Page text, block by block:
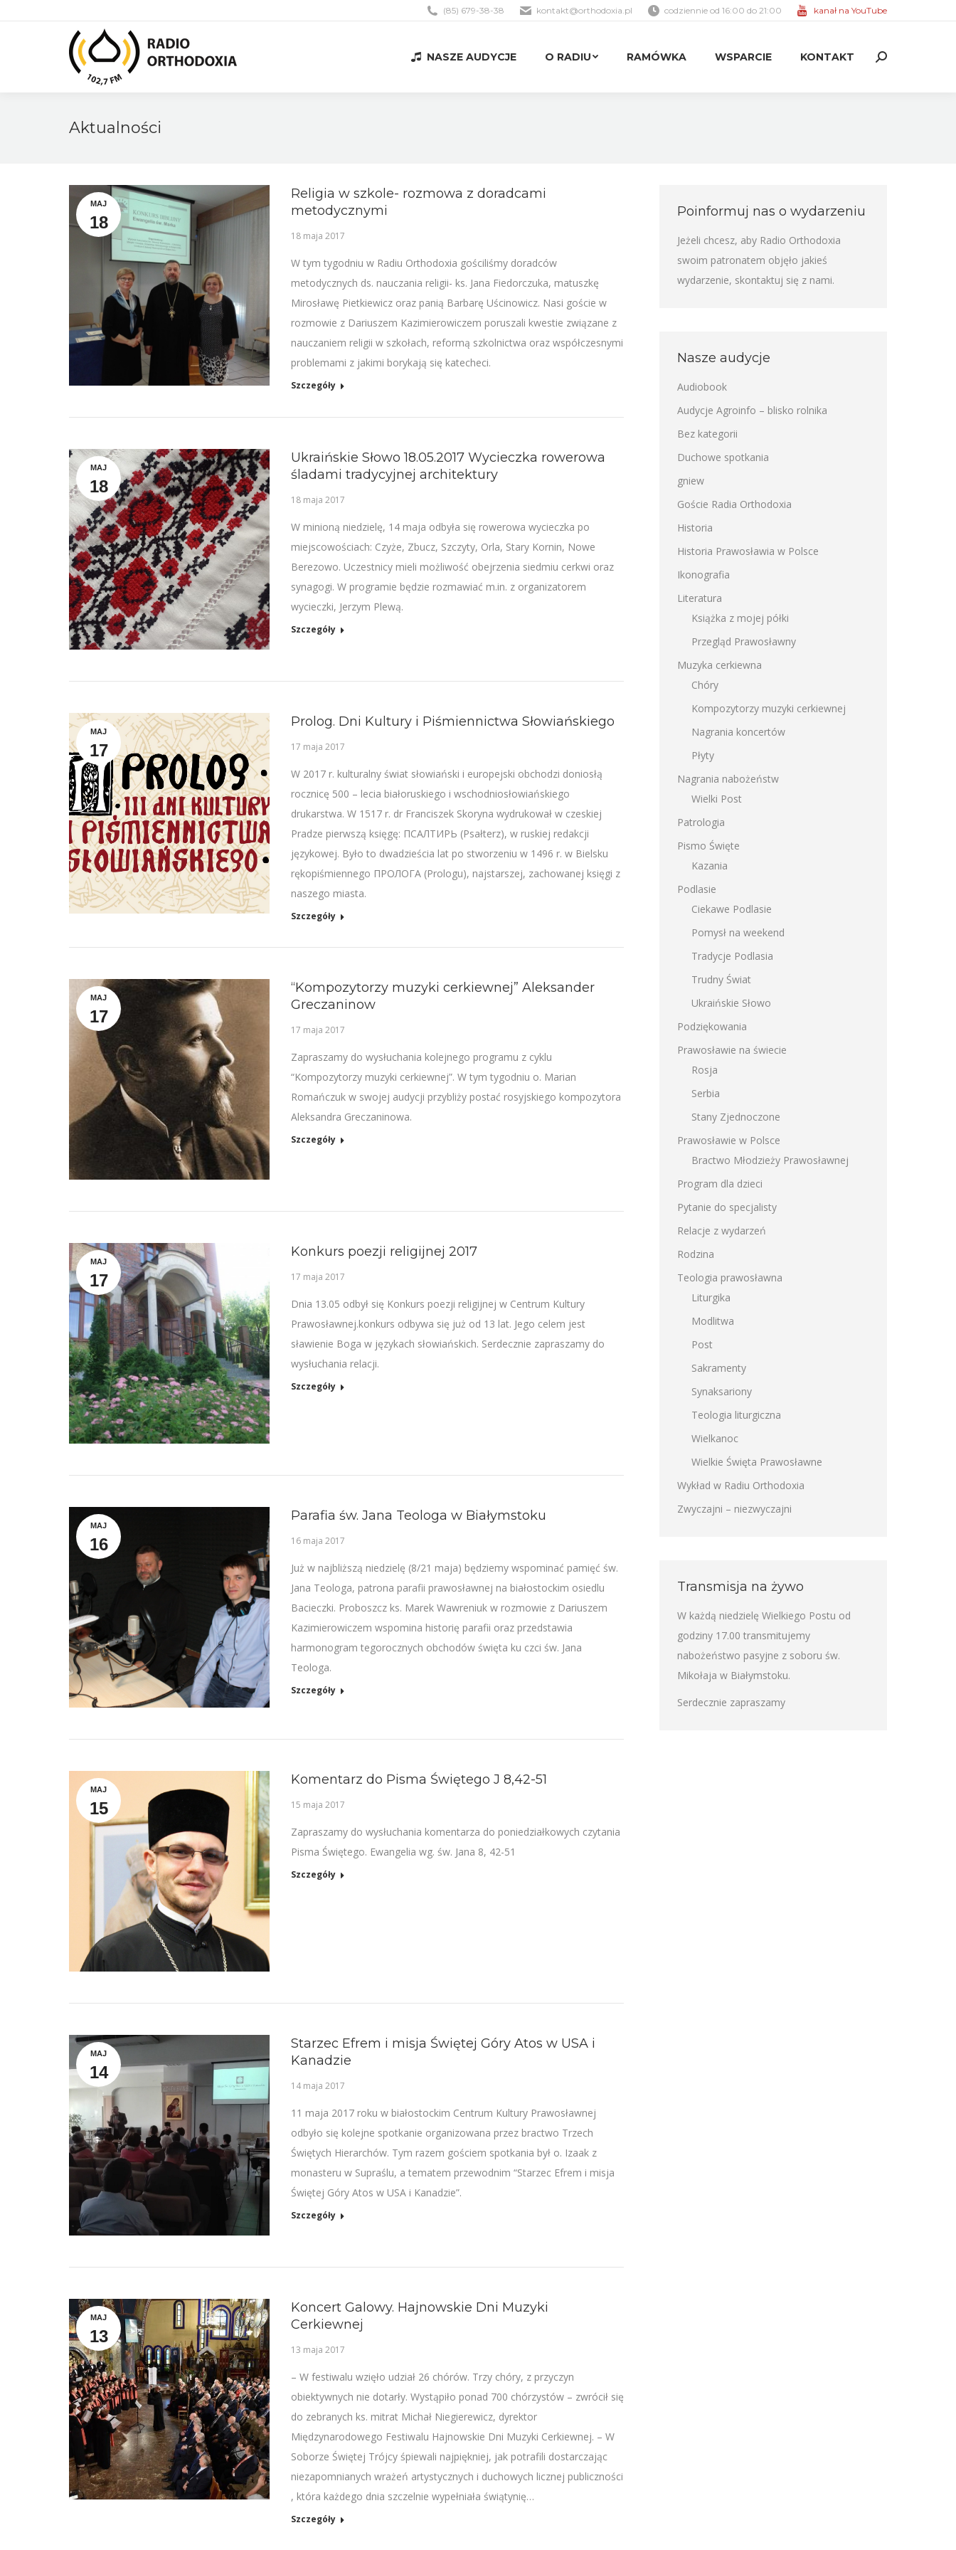
(85) 679-38-38 kontakt@orthodoxia.pl codziennie od 16:00 do 21:00 kanał na YouTube
NASZE AUDYCJE O RADIU RAMÓWKA WSPARCIE KONTAKT Search:
Aktualności
MAJ
18
Religia w szkole- rozmowa z doradcami
metodycznymi
18 maja 2017
W tym tygodniu w Radiu Orthodoxia gościliśmy doradców
metodycznych ds. nauczania religii- ks. Jana Fiedorczuka, matuszkę
Mirosławę Pietkiewicz oraz panią Barbarę Uścinowicz. Nasi goście w
rozmowie z Dariuszem Kazimierowiczem poruszali kwestie związane z
nauczaniem religii w szkołach, reformą szkolnictwa oraz współczesnymi
problemami z jakimi borykają się katecheci.
Szczegóły
MAJ
18
Ukraińskie Słowo 18.05.2017 Wycieczka rowerowa
śladami tradycyjnej architektury
18 maja 2017
W minioną niedzielę, 14 maja odbyła się rowerowa wycieczka po
miejscowościach: Czyże, Zbucz, Szczyty, Orla, Stary Kornin, Nowe
Berezowo. Uczestnicy mieli możliwość obejrzenia siedmiu cerkwi oraz
synagogi. W programie będzie rozmawiać m.in. z organizatorem
wycieczki, Jerzym Plewą.
Szczegóły
MAJ
17
Prolog. Dni Kultury i Piśmiennictwa Słowiańskiego
17 maja 2017
W 2017 r. kulturalny świat słowiański i europejski obchodzi doniosłą
rocznicę 500 – lecia białoruskiego i wschodniosłowiańskiego
drukarstwa. W 1517 r. dr Franciszek Skoryna wydrukował w czeskiej
Pradze pierwszą księgę: ПСАЛТИРЬ (Psałterz), w ruskiej redakcji
językowej. Było to dwadzieścia lat po stworzeniu w 1496 r. w Bielsku
rękopiśmiennego ПРОЛОГА (Prologu), najstarszej, zachowanej księgi z
naszego miasta.
Szczegóły
MAJ
17
“Kompozytorzy muzyki cerkiewnej” Aleksander
Greczaninow
17 maja 2017
Zapraszamy do wysłuchania kolejnego programu z cyklu
“Kompozytorzy muzyki cerkiewnej”. W tym tygodniu o. Marian
Romańczuk w swojej audycji przybliży postać rosyjskiego kompozytora
Aleksandra Greczaninowa.
Szczegóły
MAJ
17
Konkurs poezji religijnej 2017
17 maja 2017
Dnia 13.05 odbył się Konkurs poezji religijnej w Centrum Kultury
Prawosławnej.konkurs odbywa się już od 13 lat. Jego celem jest
sławienie Boga w językach słowiańskich. Serdecznie zapraszamy do
wysłuchania relacji.
Szczegóły
MAJ
16
Parafia św. Jana Teologa w Białymstoku
16 maja 2017
Już w najbliższą niedzielę (8/21 maja) będziemy wspominać pamięć św.
Jana Teologa, patrona parafii prawosławnej na białostockim osiedlu
Bacieczki. Proboszcz ks. Marek Wawreniuk w rozmowie z Dariuszem
Kazimierowiczem wspomina historię parafii oraz przedstawia
harmonogram tegorocznych obchodów święta ku czci św. Jana
Teologa.
Szczegóły
MAJ
15
Komentarz do Pisma Świętego J 8,42-51
15 maja 2017
Zapraszamy do wysłuchania komentarza do poniedziałkowych czytania
Pisma Świętego. Ewangelia wg. św. Jana 8, 42-51
Szczegóły
MAJ
14
Starzec Efrem i misja Świętej Góry Atos w USA i
Kanadzie
14 maja 2017
11 maja 2017 roku w białostockim Centrum Kultury Prawosławnej
odbyło się kolejne spotkanie organizowana przez bractwo Trzech
Świętych Hierarchów. Tym razem gościem spotkania był o. Izaak z
monasteru w Supraślu, a tematem przewodnim “Starzec Efrem i misja
Świętej Góry Atos w USA i Kanadzie”.
Szczegóły
MAJ
13
Koncert Galowy. Hajnowskie Dni Muzyki
Cerkiewnej
13 maja 2017
– W festiwalu wzięło udział 26 chórów. Trzy chóry, z przyczyn
obiektywnych nie dotarły. Wystąpiło ponad 700 chórzystów – zwrócił się
do zebranych ks. mitrat Michał Niegierewicz, dyrektor
Międzynarodowego Festiwalu Hajnowskie Dni Muzyki Cerkiewnej. – W
Soborze Świętej Trójcy śpiewali najpiękniej, jak potrafili dostarczając
niezapomnianych wrażeń artystycznych i duchowych licznej publiczności
, która każdego dnia szczelnie wypełniała świątynię…
Szczegóły
Poinformuj nas o wydarzeniu
Jeżeli chcesz, aby Radio Orthodoxia
swoim patronatem objęło jakieś
wydarzenie, skontaktuj się z nami.
Nasze audycje
Audiobook
Audycje Agroinfo – blisko rolnika
Bez kategorii
Duchowe spotkania
gniew
Goście Radia Orthodoxia
Historia
Historia Prawosławia w Polsce
Ikonografia
Literatura
Książka z mojej półki
Przegląd Prawosławny
Muzyka cerkiewna
Chóry
Kompozytorzy muzyki cerkiewnej
Nagrania koncertów
Płyty
Nagrania nabożeństw
Wielki Post
Patrologia
Pismo Święte
Kazania
Podlasie
Ciekawe Podlasie
Pomysł na weekend
Tradycje Podlasia
Trudny Świat
Ukraińskie Słowo
Podziękowania
Prawosławie na świecie
Rosja
Serbia
Stany Zjednoczone
Prawosławie w Polsce
Bractwo Młodzieży Prawosławnej
Program dla dzieci
Pytanie do specjalisty
Relacje z wydarzeń
Rodzina
Teologia prawosławna
Liturgika
Modlitwa
Post
Sakramenty
Synaksariony
Teologia liturgiczna
Wielkanoc
Wielkie Święta Prawosławne
Wykład w Radiu Orthodoxia
Zwyczajni – niezwyczajni
Transmisja na żywo
W każdą niedzielę Wielkiego Postu od
godziny 17.00 transmitujemy
nabożeństwo pasyjne z soboru św.
Mikołaja w Białymstoku.
Serdecznie zapraszamy